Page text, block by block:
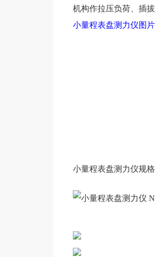
机构作拉压负荷、插
小量程表盘测力仪图片
小量程表盘测力仪规